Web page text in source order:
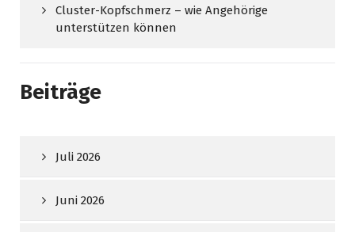
Cluster-Kopfschmerz – wie Angehörige
unterstützen können
Beiträge
Juli 2026
Juni 2026